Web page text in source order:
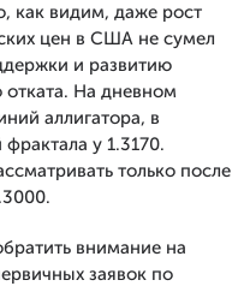
как видим, даже рост
цен в США не сумел
и развитию
На дневном
аллигатора, в
у 1.3170.
только после
внимание на
заявок по